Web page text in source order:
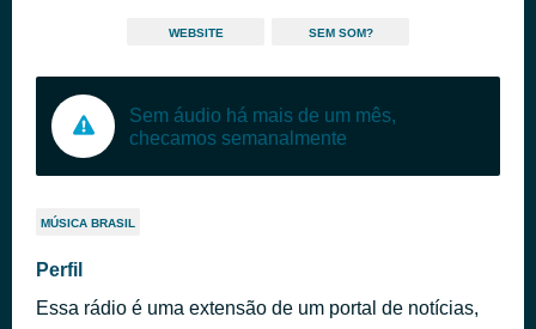
WEBSITE SEM SOM?
Sem áudio há mais de um mês,
checamos semanalmente
MÚSICA BRASIL
Perfil
Essa rádio é uma extensão de um portal de notícias,